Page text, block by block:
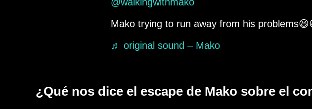
Mako trying to run away from his
♬ original sound – Mako
¿Qué nos dice el escape de Mako sobre el